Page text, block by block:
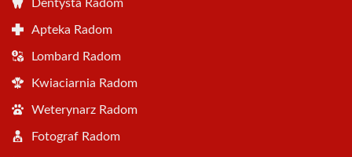
Dentysta Radom
Apteka Radom
Lombard Radom
Kwiaciarnia Radom
Weterynarz Radom
Fotograf Radom